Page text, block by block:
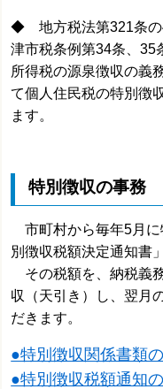
◆ 地方税法第321条の
津市税条例第34条、35
所得税の源泉徴収の義
て個人住民税の特別徴
ます。
特別徴収の事務
市町村から毎年5月に
別徴収税額決定通知書
その税額を、納税義
収（天引き）し、翌月
だきます。
●特別徴収関係書類
●特別徴収税額通知